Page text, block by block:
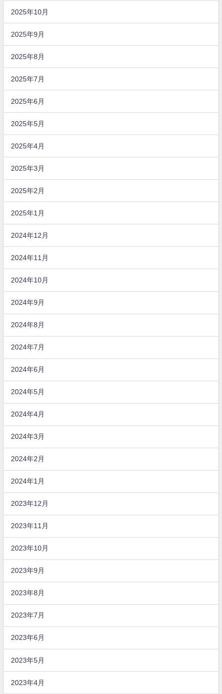
2025年10月
2025年9月
2025年8月
2025年7月
2025年6月
2025年5月
2025年4月
2025年3月
2025年2月
2025年1月
2024年12月
2024年11月
2024年10月
2024年9月
2024年8月
2024年7月
2024年6月
2024年5月
2024年4月
2024年3月
2024年2月
2024年1月
2023年12月
2023年11月
2023年10月
2023年9月
2023年8月
2023年7月
2023年6月
2023年5月
2023年4月